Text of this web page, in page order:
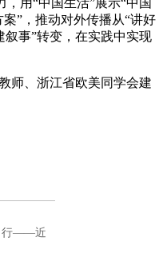
”，推动对外传播从“讲好
叙事”转变，在实践中实现
、浙江省欧美同学会建